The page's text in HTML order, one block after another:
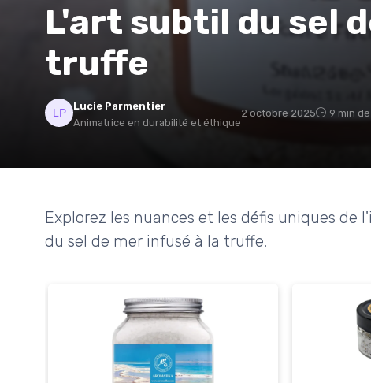
L'art subtil du sel
truffe
Lucie Parmentier
Animatrice en durabilité et éthique
2 octobre 2025 9 min
Explorez les nuances et les défis uniques
du sel de mer infusé à la truffe.